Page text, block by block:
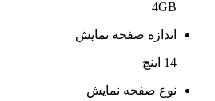
4GB
اندازه صفحه نمایش
14 اینچ
نوع صفحه نمایش